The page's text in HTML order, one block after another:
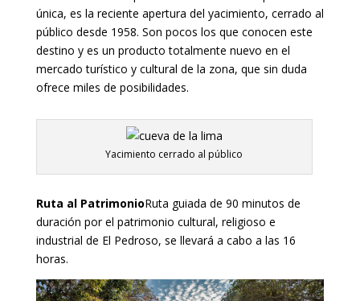
única, es la reciente apertura del yacimiento, cerrado al
público desde 1958. Son pocos los que conocen este
destino y es un producto totalmente nuevo en el
mercado turístico y cultural de la zona, que sin duda
ofrece miles de posibilidades.
Yacimiento cerrado al público
Ruta al PatrimonioRuta guiada de 90 minutos de
duración por el patrimonio cultural, religioso e
industrial de El Pedroso, se llevará a cabo a las 16
horas.